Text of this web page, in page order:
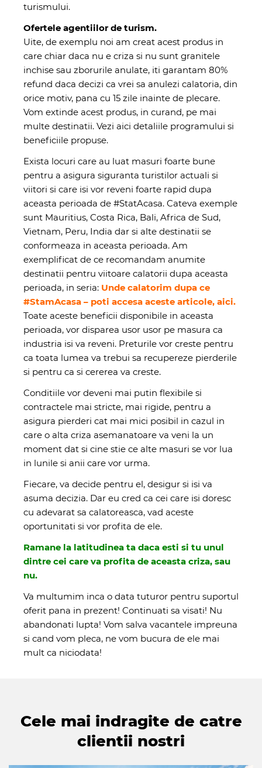
turismului.
Ofertele agentiilor de turism.
Uite, de exemplu noi am creat acest produs in
care chiar daca nu e criza si nu sunt granitele
inchise sau zborurile anulate, iti garantam 80%
refund daca decizi ca vrei sa anulezi calatoria, din
orice motiv, pana cu 15 zile inainte de plecare.
Vom extinde acest produs, in curand, pe mai
multe destinatii. Vezi aici detaliile programului si
beneficiile propuse.
Exista locuri care au luat masuri foarte bune
pentru a asigura siguranta turistilor actuali si
viitori si care isi vor reveni foarte rapid dupa
aceasta perioada de #StatAcasa. Cateva exemple
sunt Mauritius, Costa Rica, Bali, Africa de Sud,
Vietnam, Peru, India dar si alte destinatii se
conformeaza in aceasta perioada. Am
exemplificat de ce recomandam anumite
destinatii pentru viitoare calatorii dupa aceasta
perioada, in seria: Unde calatorim dupa ce
#StamAcasa – poti accesa aceste articole, aici.
Toate aceste beneficii disponibile in aceasta
perioada, vor disparea usor usor pe masura ca
industria isi va reveni. Preturile vor creste pentru
ca toata lumea va trebui sa recupereze pierderile
si pentru ca si cererea va creste.
Conditiile vor deveni mai putin flexibile si
contractele mai stricte, mai rigide, pentru a
asigura pierderi cat mai mici posibil in cazul in
care o alta criza asemanatoare va veni la un
moment dat si cine stie ce alte masuri se vor lua
in lunile si anii care vor urma.
Fiecare, va decide pentru el, desigur si isi va
asuma decizia. Dar eu cred ca cei care isi doresc
cu adevarat sa calatoreasca, vad aceste
oportunitati si vor profita de ele.
Ramane la latitudinea ta daca esti si tu unul
dintre cei care va profita de aceasta criza, sau
nu.
Va multumim inca o data tuturor pentru suportul
oferit pana in prezent! Continuati sa visati! Nu
abandonati lupta! Vom salva vacantele impreuna
si cand vom pleca, ne vom bucura de ele mai
mult ca niciodata!
Cele mai indragite de catre
clientii nostri